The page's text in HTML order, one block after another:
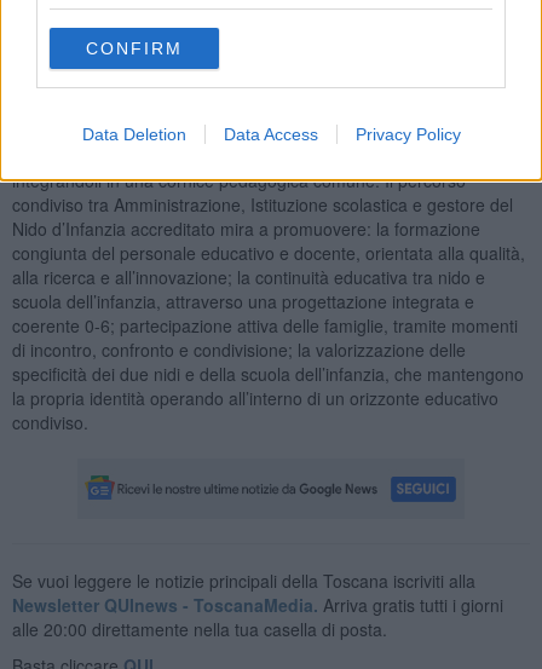
CONFIRM
Data Deletion Data Access Privacy Policy
Si tratta di un passaggio formale che consolida una collaborazione
strategica di lungo periodo, pienamente in linea con le direttive
regionali e nazionali sui Poli per l’Infanzia.
L’avvio del Polo rappresenta un progetto in grado di mettere in rete
integrandoli in una cornice pedagogica comune. Il percorso
condiviso tra Amministrazione, Istituzione scolastica e gestore del
Nido d’Infanzia accreditato mira a promuovere: la formazione
congiunta del personale educativo e docente, orientata alla qualità,
alla ricerca e all’innovazione; la continuità educativa tra nido e
scuola dell’infanzia, attraverso una progettazione integrata e
coerente 0-6; partecipazione attiva delle famiglie, tramite momenti
di incontro, confronto e condivisione; la valorizzazione delle
specificità dei due nidi e della scuola dell’infanzia, che mantengono
la propria identità operando all’interno di un orizzonte educativo
condiviso.
Se vuoi leggere le notizie principali della Toscana iscriviti alla
Newsletter QUInews - ToscanaMedia. Arriva gratis tutti i giorni
alle 20:00 direttamente nella tua casella di posta.